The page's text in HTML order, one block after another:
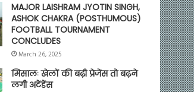
MAJOR LAISHRAM JYOTIN SINGH,
ASHOK CHAKRA (POSTHUMOUS)
FOOTBALL TOURNAMENT
CONCLUDES
March 26, 2025
मिसालः खेलों की बढ़ी प्रेजेंस तो बढ़ने
लगी अटेंडेंस